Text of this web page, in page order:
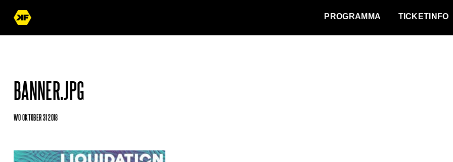
PROGRAMMA TICKETINFO
BANNER.JPG
WO OKTOBER 31 2018